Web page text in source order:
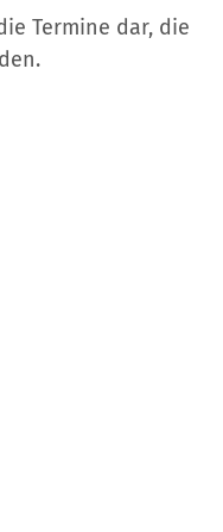
Termine dar, die